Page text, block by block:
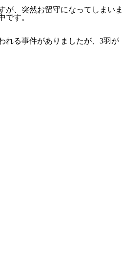
が、突然お留守になってしまいま
です。
れる事件がありましたが、3羽が